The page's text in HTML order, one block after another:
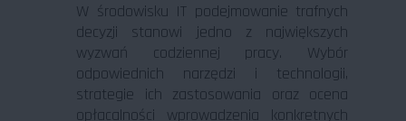
W środowisku IT podejmowanie trafnych
decyzji stanowi jedno z największych
wyzwań codziennej pracy. Wybór
odpowiednich narzędzi i technologii,
strategie ich zastosowania oraz ocena
opłacalności wprowadzenia konkretnych